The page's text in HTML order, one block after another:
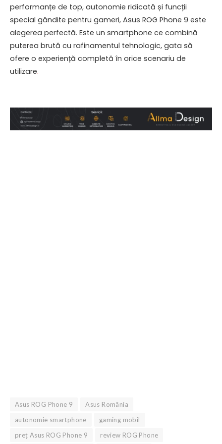
performanțe de top, autonomie ridicată și funcții
special gândite pentru gameri, Asus ROG Phone 9 este
alegerea perfectă. Este un smartphone ce combină
puterea brută cu rafinamentul tehnologic, gata să
ofere o experiență completă în orice scenariu de
utilizare.
Asus ROG Phone 9
Asus România
autonomie smartphone
gaming mobil
preț Asus ROG Phone 9
review ROG Phone